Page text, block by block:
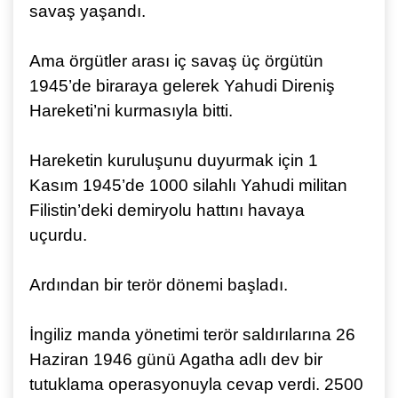
savaş yaşandı.
Ama örgütler arası iç savaş üç örgütün
1945’de biraraya gelerek Yahudi Direniş
Hareketi’ni kurmasıyla bitti.
Hareketin kuruluşunu duyurmak için 1
Kasım 1945’de 1000 silahlı Yahudi militan
Filistin’deki demiryolu hattını havaya
uçurdu.
Ardından bir terör dönemi başladı.
İngiliz manda yönetimi terör saldırılarına 26
Haziran 1946 günü Agatha adlı dev bir
tutuklama operasyonuyla cevap verdi. 2500